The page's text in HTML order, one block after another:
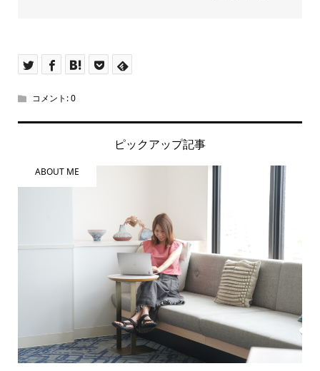
コメント:0
ピックアップ記事
ABOUT ME